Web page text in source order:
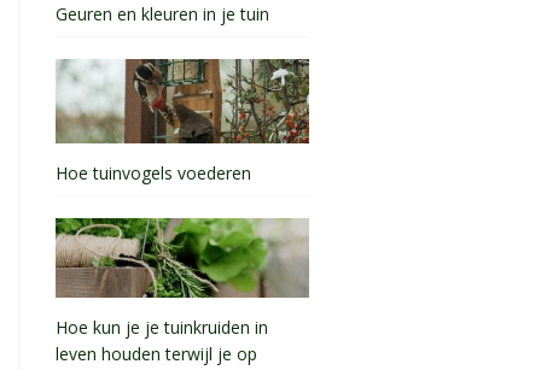
Geuren en kleuren in je tuin
Hoe tuinvogels voederen
Hoe kun je je tuinkruiden in
leven houden terwijl je op